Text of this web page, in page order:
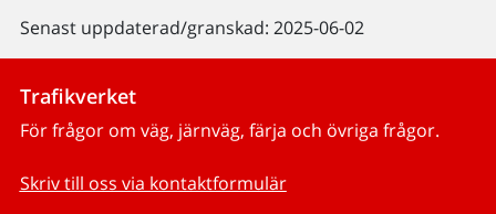
Senast uppdaterad/granskad: 2025-06-02
Trafikverket
För frågor om väg, järnväg, färja och övriga frågor.
Skriv till oss via kontaktformulär